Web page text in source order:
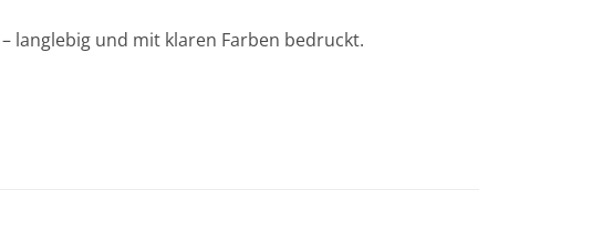
langlebig und mit klaren Farben bedruckt.